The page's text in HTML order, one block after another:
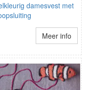
damesvest met
Meer info